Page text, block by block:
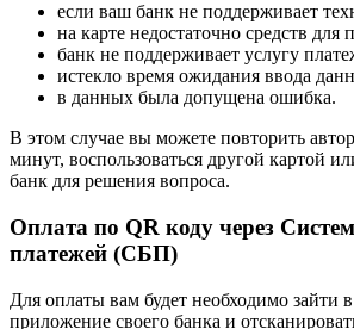
если ваш банк не поддерживает
на карте недостаточно средств для
банк не поддерживает услугу
истекло время ожидания ввода
в данных была допущена ошибка.
В этом случае вы можете повторить
минут, воспользоваться другой картой
банк для решения вопроса.
Оплата по QR коду через
платежей (СБП)
Для оплаты вам будет необходимо зайти
приложение своего банка и